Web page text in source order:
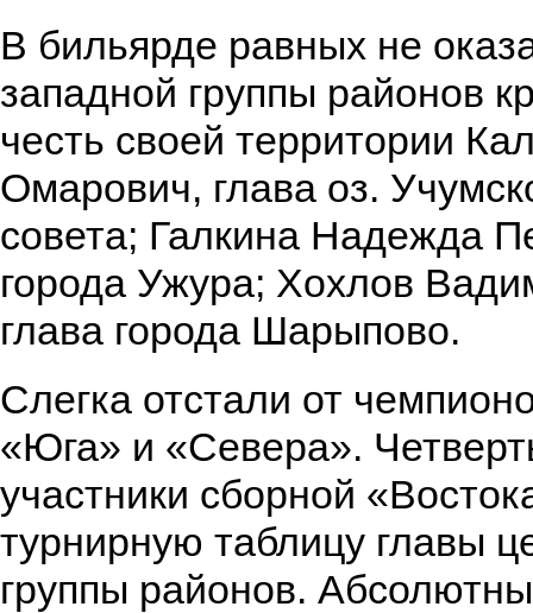
В бильярде равных не
западной группы районов
честь своей территории
Омарович, глава оз.
совета; Галкина Надежда
города Ужура; Хохлов
глава города Шарыпово.
Слегка отстали от
«Юга» и «Севера».
участники сборной
турнирную таблицу главы
группы районов.